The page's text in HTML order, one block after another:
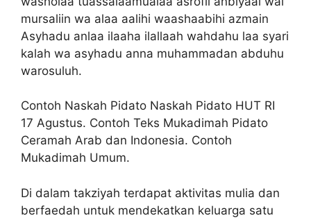
mursaliin wa alaa aalihi waashaabihi azmain
Asyhadu anlaa ilaaha ilallaah wahdahu laa syari
kalah wa asyhadu anna muhammadan abduhu
warosuluh.
Contoh Naskah Pidato Naskah Pidato HUT RI
17 Agustus. Contoh Teks Mukadimah Pidato
Ceramah Arab dan Indonesia. Contoh
Mukadimah Umum.
Di dalam takziyah terdapat aktivitas mulia dan
berfaedah untuk mendekatkan keluarga satu